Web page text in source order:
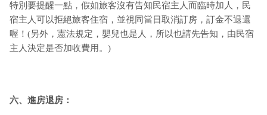
特別要提醒一點，假如旅客沒有告知民宿主人而臨時加人，民
宿主人可以拒絕旅客住宿，並視同當日取消訂房，訂金不退還
喔！(另外，憲法規定，嬰兒也是人，所以也請先告知，由民宿
主人決定是否加收費用。)
六、進房退房：